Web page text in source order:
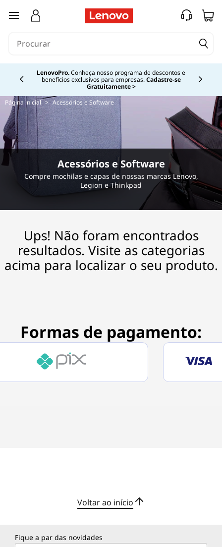
saltar para o conteúdo principal
LenovoPro.Conheça nosso programa de descontos e
benefícios exclusivos para empresas. Cadastre-se
Gratuitamente >
Currently displaying item 1 of 4
Página inicial > Acessórios e Software
Acessórios e Software
Compre mochilas e capas de nossas marcas Lenovo,
Legion e Thinkpad
Ups! Não foram encontrados
resultados. Visite as categorias
acima para localizar o seu produto.
Formas de pagamento:
Voltar ao início
Fique a par das novidades